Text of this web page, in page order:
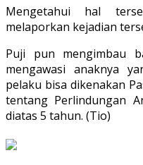
Mengetahui hal
melaporkan kejadian
Puji pun mengimbau
mengawasi anaknya
pelaku bisa dikenakan
tentang Perlindungan
diatas 5 tahun. (Tio)